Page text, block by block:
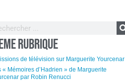
RUBRIQUE
de télévision sur Marguerite Yourcenar
« Mémoires d’Hadrien » de Marguerite
par Robin Renucci